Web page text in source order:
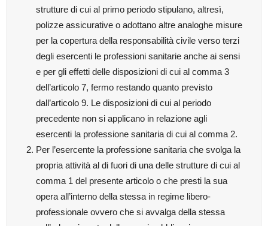
strutture di cui al primo periodo stipulano, altresì,
polizze assicurative o adottano altre analoghe misure
per la copertura della responsabilità civile verso terzi
degli esercenti le professioni sanitarie anche ai sensi
e per gli effetti delle disposizioni di cui al comma 3
dell’articolo 7, fermo restando quanto previsto
dall’articolo 9. Le disposizioni di cui al periodo
precedente non si applicano in relazione agli
esercenti la professione sanitaria di cui al comma 2.
Per l’esercente la professione sanitaria che svolga la
propria attività al di fuori di una delle strutture di cui al
comma 1 del presente articolo o che presti la sua
opera all’interno della stessa in regime libero-
professionale ovvero che si avvalga della stessa